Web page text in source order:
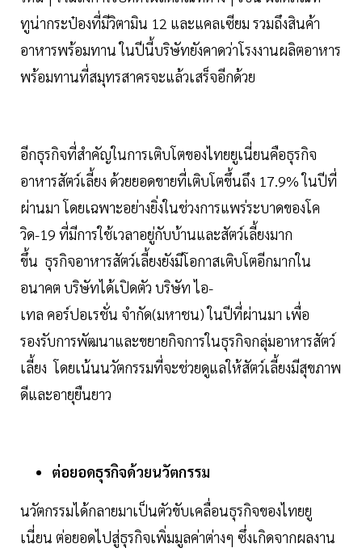
ทูน่ากระป๋องที่มีวิตามิน​ 12 และแคลเซียม รวมถึงสินค้า
อาหารพร้อมทาน ในปีนี้บริษัทยังคาดว่าโรงงานผลิตอาหาร
พร้อมทานที่สมุทรสาครจะแล้วเสร็จอีกด้วย
อีกธุรกิจที่สำคัญในการเติบโตของไทยยูเนี่ยนคือธุรกิจ
อาหารสัตว์เลี้ยง ด้วยยอดขายที่เติบโตขึ้นถึง 17.9% ในปีที่
ผ่านมา โดยเฉพาะอย่างยิ่งในช่วงการแพร่ระบาดของโค
วิด-19 ที่มีการใช้เวลาอยู่กับบ้านและสัตว์เลี้ยงมาก
ขึ้น ธุรกิจอาหารสัตว์เลี้ยงยังมีโอกาสเติบโตอีกมากใน
อนาคต บริษัทได้เปิดตัว บริษัท ไอ-
เทล คอร์ปอเรชั่น จำกัด(มหาชน) ในปีที่ผ่านมา เพื่อ
รองรับการพัฒนาและขยายกิจการในธุรกิจกลุ่มอาหารสัตว์
เลี้ยง โดยเน้นนวัตกรรมที่จะช่วยดูแลให้สัตว์เลี้ยงมีสุขภาพ
ดีและอายุยืนยาว
ต่อยอดธุรกิจด้วยนวัตกรรม
นวัตกรรมได้กลายมาเป็นตัวขับเคลื่อนธุรกิจของไทยยู
เนี่ยน ต่อยอดไปสู่ธุรกิจเพิ่มมูลค่าต่างๆ ซึ่งเกิดจากผลงาน